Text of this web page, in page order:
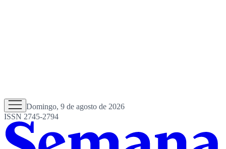
Domingo, 9 de agosto de 2026
ISSN 2745-2794